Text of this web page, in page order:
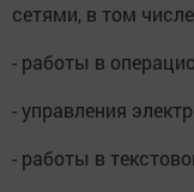
сетями, в том
- работы в
- управления
- работы в